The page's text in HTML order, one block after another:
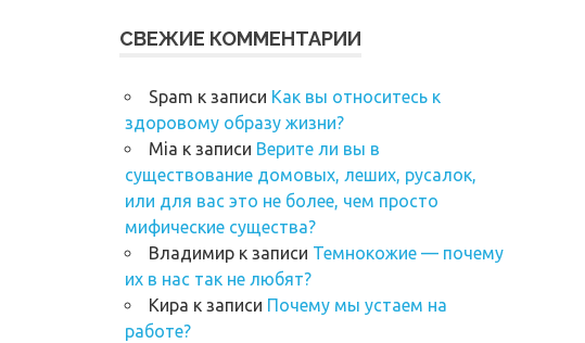
СВЕЖИЕ КОММЕНТАРИИ
Spam к записи Как вы относитесь к
здоровому образу жизни?
Mia к записи Верите ли вы в
существование домовых, леших, русалок,
или для вас это не более, чем просто
мифические существа?
Владимир к записи Темнокожие — почему
их в нас так не любят?
Кира к записи Почему мы устаем на
работе?